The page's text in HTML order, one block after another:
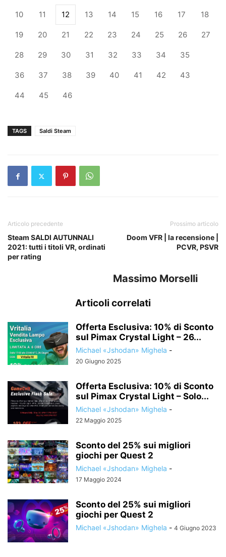
10 11 12 13 14 15 16 17 18
19 20 21 22 23 24 25 26 27
28 29 30 31 32 33 34 35
36 37 38 39 40 41 42 43
44 45 46
TAGS Saldi Steam
Articolo precedente
Steam SALDI AUTUNNALI
2021: tutti i titoli VR, ordinati
per rating
Prossimo articolo
Doom VFR | la recensione |
PCVR, PSVR
Massimo Morselli
Articoli correlati
Offerta Esclusiva: 10% di Sconto
sul Pimax Crystal Light – 26...
Michael «Jshodan» Mighela -
20 Giugno 2025
Offerta Esclusiva: 10% di Sconto
sul Pimax Crystal Light – Solo...
Michael «Jshodan» Mighela -
22 Maggio 2025
Sconto del 25% sui migliori
giochi per Quest 2
Michael «Jshodan» Mighela -
17 Maggio 2024
Sconto del 25% sui migliori
giochi per Quest 2
Michael «Jshodan» Mighela - 4 Giugno 2023